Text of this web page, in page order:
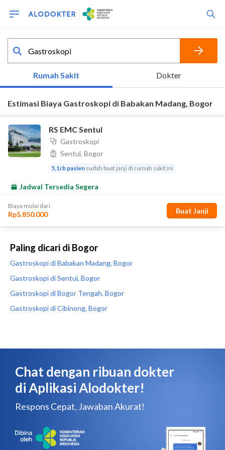
Paling dicari di Bogor
Gastroskopi di Babakan Madang, Bogor
Gastroskopi di Sentul, Bogor
Gastroskopi di Bogor Tengah, Bogor
Gastroskopi di Cibinong, Bogor